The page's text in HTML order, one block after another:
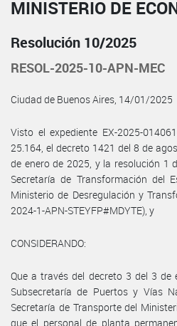
MINISTERIO DE
Resolución 10/2025
RESOL-2025-10-APN-MEC
Ciudad de Buenos Aires, 14/01/2025
Visto el expediente EX-2025-
25.164, el decreto 1421 del 8 de
de enero de 2025, y la resolución 1
Secretaría de Transformación del
Ministerio de Desregulación y
2024-1-APN-STEYFP#MDYTE), y
CONSIDERANDO:
Que a través del decreto 3 del 3 de
Subsecretaría de Puertos y Vías
Secretaría de Transporte del
que el personal de planta